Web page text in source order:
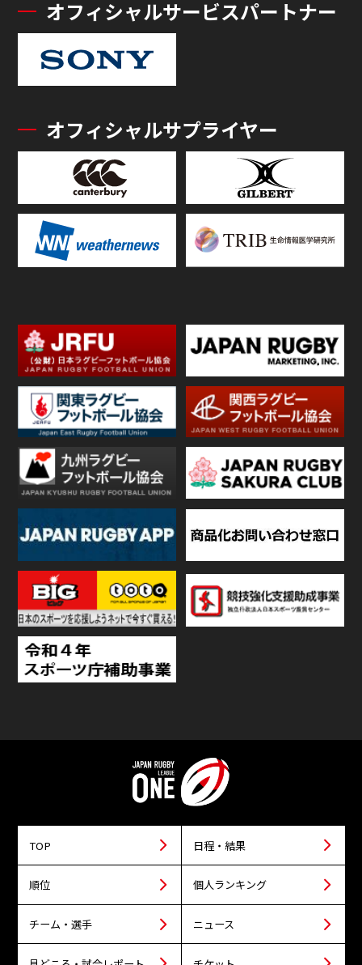
オフィシャルサービスパートナー
オフィシャルサプライヤー
TOP 日程・結果
順位 個人ランキング
チーム・選手 ニュース